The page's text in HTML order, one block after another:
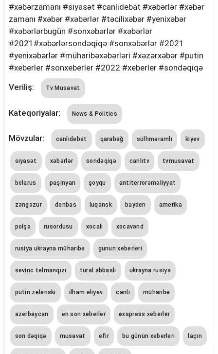
#xəbərzamanı #siyasət #canlıdebat #xəbərlər #xəbər
zamanı #xəbər #xəbərlər #təcilixəbər #yenixəbər
#xəbərlərbugün #sonxəbərlər #xəbərlər
#2021#xəbərlərsondəqiqə #sonxəbərlər #2021
#yenixəbərlər #müharibəxəbərləri #xəzərxəbər #putin
#xeberler #sonxeberler #2022 #xeberler #sondəqiqə
Veriliş: Tv Musavat
Kateqoriyalar: News & Politics
Mövzular: canlıdebat qarabağ sülhməramlı kiyev
siyasət xəbərlər sondəqiqə canlıtv tvmusavat
belarus paşinyan şoyqu antiterrorəməliyyat
zəngəzur donbas luqansk bayden amerika
polşa rusordusu xocalı xocavənd
rusiya ukrayna müharibə gunun xeberleri
sevinc telmanqızı tural abbaslı ukrayna rusiya
putin zelenski ilham eliyev canlı müharibə
azerbaycan en son xeberler exspress xeberler
son dəqiqə musavat efir bu günün xeberleri laçın